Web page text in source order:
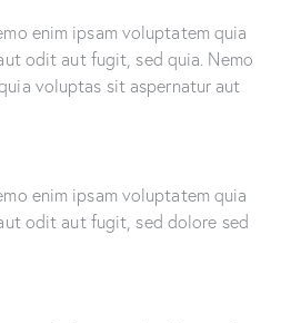
enim ipsam voluptatem quia
odit aut fugit, sed quia. Nemo
voluptas sit aspernatur aut
enim ipsam voluptatem quia
odit aut fugit, sed dolore sed